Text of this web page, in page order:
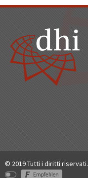
© 2019 Tutti i diritti riservati.